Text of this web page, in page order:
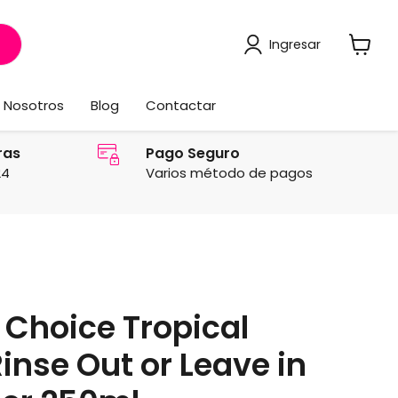
Ingresar
Nosotros Blog Contactar
Pago Seguro
Varios método de pagos
Tropical
Out or Leave in